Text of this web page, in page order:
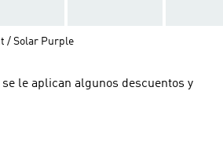
/ Solar Purple
le aplican algunos descuentos y